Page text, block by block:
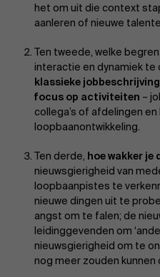
het om uit die context
aanleren of nieuwe
Ten tweede, welke
interactie en dynamiek te
klassieke
focus op activiteiten –
collega’s of afdelingen
loopbaanontwikkeling.
Ten derde, hoe wakker je
nieuwsgierigheid van
loopbaanpistes te
nieuwe dingen uit te
angst om te falen; de
leidinggevenden om
nieuwsgierigheid om te
nog meer zouden kunnen